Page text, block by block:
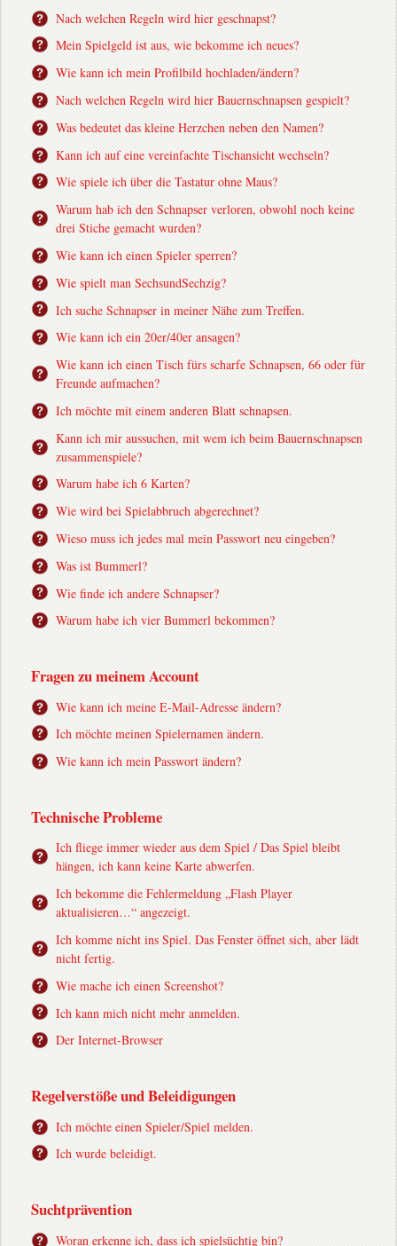
Nach welchen Regeln wird hier geschnapst?
Mein Spielgeld ist aus, wie bekomme ich neues?
Wie kann ich mein Profilbild hochladen/ändern?
Nach welchen Regeln wird hier Bauernschnapsen gespielt?
Was bedeutet das kleine Herzchen neben den Namen?
Kann ich auf eine vereinfachte Tischansicht wechseln?
Wie spiele ich über die Tastatur ohne Maus?
Warum hab ich den Schnapser verloren, obwohl noch keine
drei Stiche gemacht wurden?
Wie kann ich einen Spieler sperren?
Wie spielt man SechsundSechzig?
Ich suche Schnapser in meiner Nähe zum Treffen.
Wie kann ich ein 20er/40er ansagen?
Wie kann ich einen Tisch fürs scharfe Schnapsen, 66 oder für
Freunde aufmachen?
Ich möchte mit einem anderen Blatt schnapsen.
Kann ich mir aussuchen, mit wem ich beim Bauernschnapsen
zusammenspiele?
Warum habe ich 6 Karten?
Wie wird bei Spielabbruch abgerechnet?
Wieso muss ich jedes mal mein Passwort neu eingeben?
Was ist Bummerl?
Wie finde ich andere Schnapser?
Warum habe ich vier Bummerl bekommen?
Fragen zu meinem Account
Wie kann ich meine E-Mail-Adresse ändern?
Ich möchte meinen Spielernamen ändern.
Wie kann ich mein Passwort ändern?
Technische Probleme
Ich fliege immer wieder aus dem Spiel / Das Spiel bleibt
hängen, ich kann keine Karte abwerfen.
Ich bekomme die Fehlermeldung „Flash Player
aktualisieren…“ angezeigt.
Ich komme nicht ins Spiel. Das Fenster öffnet sich, aber lädt
nicht fertig.
Wie mache ich einen Screenshot?
Ich kann mich nicht mehr anmelden.
Der Internet-Browser
Regelverstöße und Beleidigungen
Ich möchte einen Spieler/Spiel melden.
Ich wurde beleidigt.
Suchtprävention
Woran erkenne ich, dass ich spielsüchtig bin?